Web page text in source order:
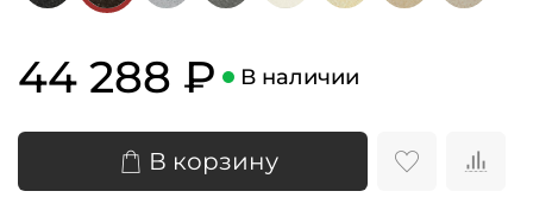
44 288 ₽ В наличии
В корзину